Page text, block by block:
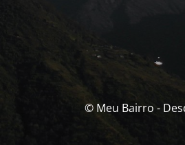
© Meu Bairro -